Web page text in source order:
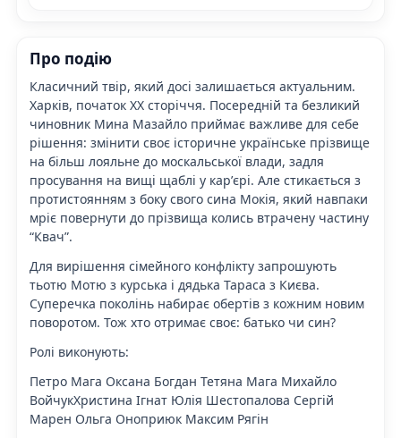
Про подію
Класичний твір, який досі залишається актуальним.
Харків, початок ХХ сторіччя. Посередній та безликий
чиновник Мина Мазайло приймає важливе для себе
рішення: змінити своє історичне українське прізвище
на більш лояльне до москальської влади, задля
просування на вищі щаблі у карʼєрі. Але стикається з
протистоянням з боку свого сина Мокія, який навпаки
мріє повернути до прізвища колись втрачену частину
“Квач”.
Для вирішення сімейного конфлікту запрошують
тьотю Мотю з курська і дядька Тараса з Києва.
Суперечка поколінь набирає обертів з кожним новим
поворотом. Тож хто отримає своє: батько чи син?
Ролі виконують:
Петро Мага Оксана Богдан Тетяна Мага Михайло
ВойчукХристина Ігнат Юлія Шестопалова Сергій
Марен Ольга Оноприюк Максим Рягін